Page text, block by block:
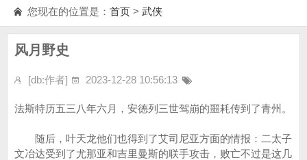
您现在的位置是： 首页 > 武侠
风月野史
[db:作者] 2023-12-28 10:56:13
法斯特历五三八年六月，安德列三世驾崩的噩耗传到了青州。
随后，叶天龙他们也得到了艾司尼亚方面的情报：二太子
文冶达受到了尤那亚和吉里曼斯的联手攻击，败亡不过是这几